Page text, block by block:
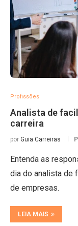
Profissões
Analista de
carreira
por Guia Carreiras
Entenda as
dia do analista de
de empresas.
LEIA MAIS